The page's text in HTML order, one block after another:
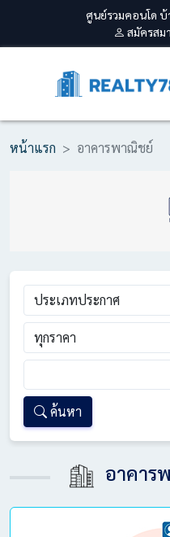
ศูนย์รวมคอนโด บ้
สมัครสม
หน้าแรก อาคารพาณิชย์
ประเภทประกาศ
ทุกราคา
ค้นหา
อาคาร